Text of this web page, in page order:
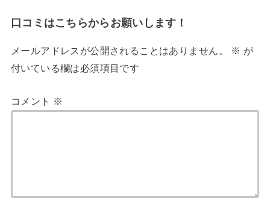
口コミはこちらからお願いします！
メールアドレスが公開されることはありません。 ※ が
付いている欄は必須項目です
コメント ※